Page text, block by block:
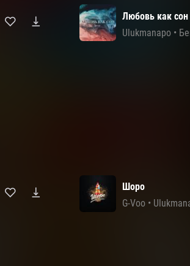
Любовь как сон
Ulukmanapo •
Шоро
G-Voo •